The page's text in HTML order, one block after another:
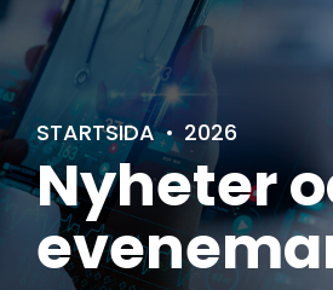
STARTSIDA 2026
Nyheter